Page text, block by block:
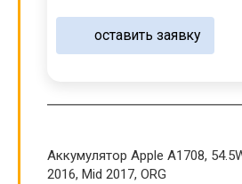
оставить заявку
Аккумулятор Apple A1708,
2016, Mid 2017, ORG